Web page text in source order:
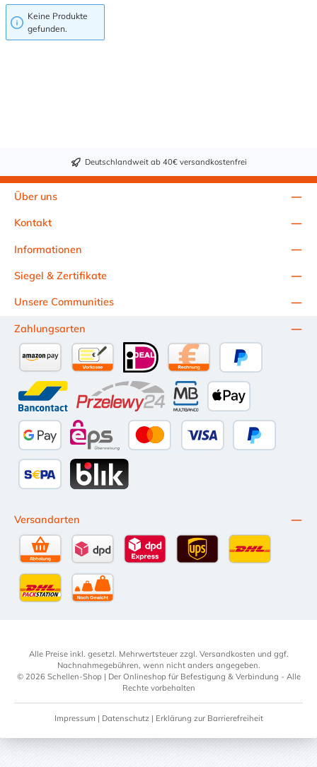
Keine Produkte
gefunden.
Deutschlandweit ab 40€ versandkostenfrei
Über uns
Kontakt
Informationen
Unsere Communities
Siegel & Zertifikate
Zahlungsarten
PayPal
iDEAL Kauf auf Rechnung (10 Tage
Bancontact Przelewy24 Multibanco Apple Pay
Google Pay eps
Amazon Pay Vorkasse per Überweisung
Versandarten
Alle Preise inkl. gesetzl. Mehrwertsteuer zzgl. Versandkosten und ggf.
Nachnahmegebühren, wenn nicht anders angegeben.
© 2026 Schellen-Shop | Der Onlineshop für Befestigung & Verbindung - Alle
Rechte vorbehalten
Impressum | Datenschutz| Erklärung zur Barrierefreiheit